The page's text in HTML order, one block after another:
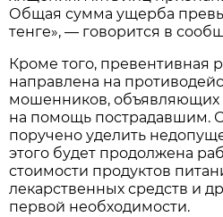
Общая сумма ущерба
тенге», — говорится в
Кроме того, превентивная
направлена на
мошенников, объявляющих
на помощь пострадавшим.
поручено уделить
этого будет продолжена
стоимости продуктов
лекарственных средств и
первой необходимости.